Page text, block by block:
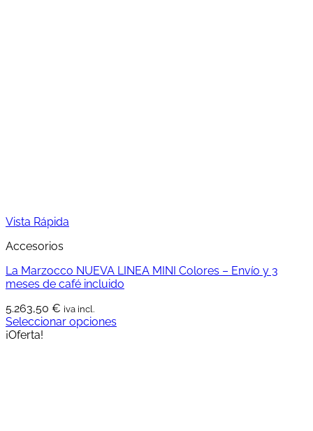
Vista Rápida
Accesorios
La Marzocco NUEVA LINEA MINI Colores – Envío y 3
meses de café incluido
5.263,50 € iva incl.
Seleccionar opciones
Este
¡Oferta!